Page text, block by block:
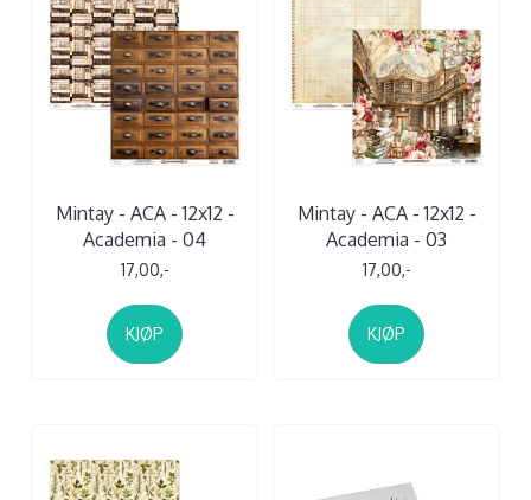
Mintay - ACA - 12x12 -
Academia - 04
17,00,-
KJØP
Mintay - ACA - 12x12 -
Academia - 03
17,00,-
KJØP